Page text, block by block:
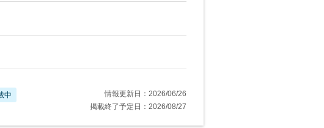
中
情報更新日：2026/06/26
掲載終了予定日：2026/08/27